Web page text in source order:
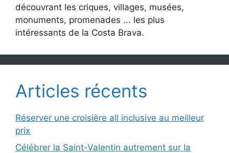
découvrant les criques, villages, musées,
monuments, promenades ... les plus
intéressants de la Costa Brava.
Articles récents
Réserver une croisière all inclusive au meilleur
prix
Célébrer la Saint-Valentin autrement sur la